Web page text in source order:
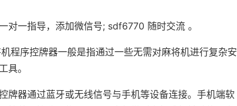
对一指导，添加微信号; sdf6770 随时交流 。
程序控牌器一般是指通过一些无需对麻将机进行复杂安
具。
牌器通过蓝牙或无线信号与手机等设备连接。手机端软